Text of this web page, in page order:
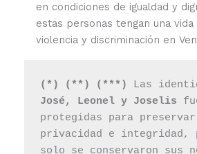
en condiciones de igualdad y
estas personas tengan una
violencia y discriminación en
(*) (**) (***)
José, Leonel y Joselis
protegidas para
privacidad e integridad,
solo se conservaron sus